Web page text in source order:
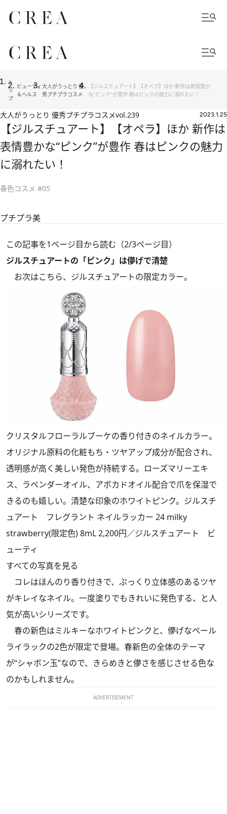
ト
ッ
プ
ビューティ
＆ヘルス
大人がうっとり 優
秀プチプラコスメ
【ジルスチュアート】【オペラ】ほか 新作は表情豊か
な“ピンク”が豊作 春はピンクの魅力に溺れたい！
大人がうっとり 優秀プチプラコスメvol.239 2023.1.25
【ジルスチュアート】【オペラ】ほか 新作は
表情豊かな“ピンク”が豊作 春はピンクの魅力
に溺れたい！
春色コスメ #05
プチプラ美
この記事を1ページ目から読む（2/3ページ目）
ジルスチュアートの「ピンク」は儚げで清楚
お次はこちら、ジルスチュアートの限定カラー。
クリスタルフローラルブーケの香り付きのネイルカラー。
オリジナル原料の化粧もち・ツヤアップ成分が配合され、
透明感が高く美しい発色が持続する。ローズマリーエキ
ス、ラベンダーオイル、アボカドオイル配合で爪を保湿で
きるのも嬉しい。清楚な印象のホワイトピンク。ジルスチ
ュアート フレグラント ネイルラッカー 24 milky
strawberry(限定色) 8mL 2,200円／ジルスチュアート ビ
ューティ
すべての写真を見る
コレはほんのり香り付きで、ぷっくり立体感のあるツヤ
がキレイなネイル。一度塗りでもきれいに発色する、と人
気が高いシリーズです。
春の新色はミルキーなホワイトピンクと、儚げなペール
ライラックの2色が限定で登場。春新色の全体のテーマ
が“シャボン玉”なので、きらめきと儚さを感じさせる色な
のかもしれません。
ADVERTISEMENT